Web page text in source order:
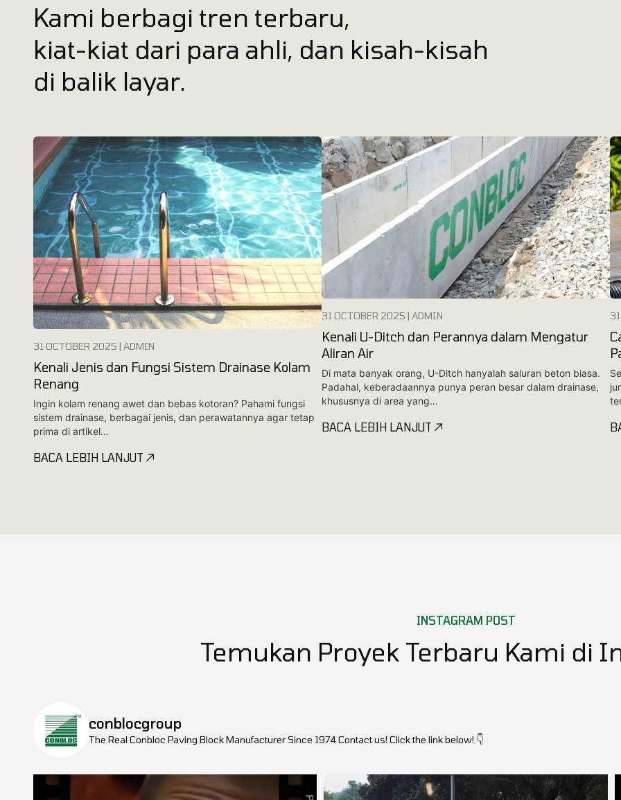
Kami berbagi tren terbaru,
kiat-kiat dari para ahli, dan kisah-kisah
di balik layar.
31 OCTOBER 2025 | ADMIN
Kenali Jenis dan Fungsi Sistem Drainase Kolam
Renang
Ingin kolam renang awet dan bebas kotoran? Pahami fungsi
sistem drainase, berbagai jenis, dan perawatannya agar tetap
prima di artikel…
BACA LEBIH LANJUT
31 OCTOBER 2025 | ADMIN
Kenali U-Ditch dan Perannya dalam Mengatur
Aliran Air
Di mata banyak orang, U-Ditch hanyalah saluran beton biasa.
Padahal, keberadaannya punya peran besar dalam drainase,
khususnya di area yang…
BACA LEBIH LANJUT
INSTAGRAM POST
Temukan Proyek Terbaru Kami di
conblocgroup
The Real Conbloc Paving Block Manufacturer Since 1974Contact us! Click the link below! 👇